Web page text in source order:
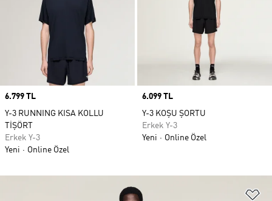
Price
6.799 TL
Y-3 RUNNING KISA KOLLU
TİŞÖRT
Erkek Y-3
Yeni
Online Özel
Price
6.099 TL
Y-3 KOŞU ŞORTU
Erkek Y-3
Yeni
Online Özel